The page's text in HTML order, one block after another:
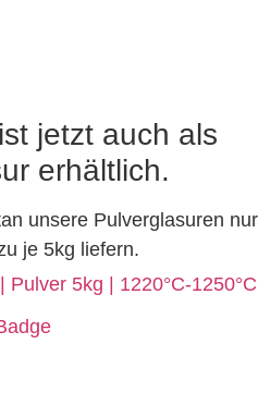
jetzt auch als
erhältlich.
unsere Pulverglasuren nur
je 5kg liefern.